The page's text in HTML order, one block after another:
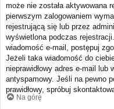
może nie została aktywowana
pierwszym zalogowaniem
rejestrującą się lub przez
wyświetlona podczas
wiadomość e-mail, postępuj
Jeżeli taka wiadomość do
nieprawidłowy adres e-mail lub
antyspamowy. Jeśli na pewno
prawidłowy, spróbuj
Na górę